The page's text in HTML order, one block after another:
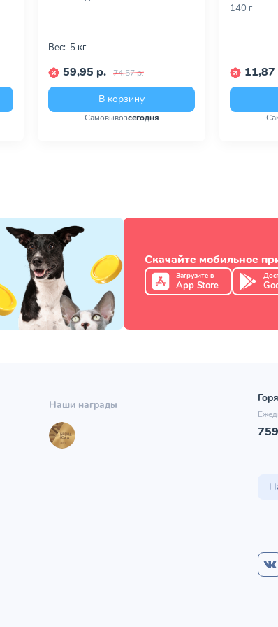
Вес: 5 кг
59,95 р. 74,57 р.
В корзину
Самовывозсегодня
140 г
11,87
Скачайте мобильное
Загрузите в
App Store
Наши награды